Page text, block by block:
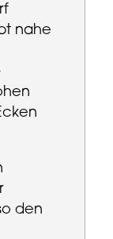
nahe
den